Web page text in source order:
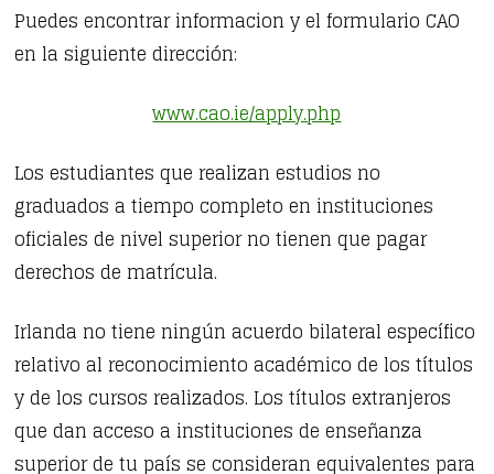
Puedes encontrar informacion y el formulario CAO
en la siguiente dirección:
www.cao.ie/apply.php
Los estudiantes que realizan estudios no
graduados a tiempo completo en instituciones
oficiales de nivel superior no tienen que pagar
derechos de matrícula.
Irlanda no tiene ningún acuerdo bilateral específico
relativo al reconocimiento académico de los títulos
y de los cursos realizados. Los títulos extranjeros
que dan acceso a instituciones de enseñanza
superior de tu país se consideran equivalentes para